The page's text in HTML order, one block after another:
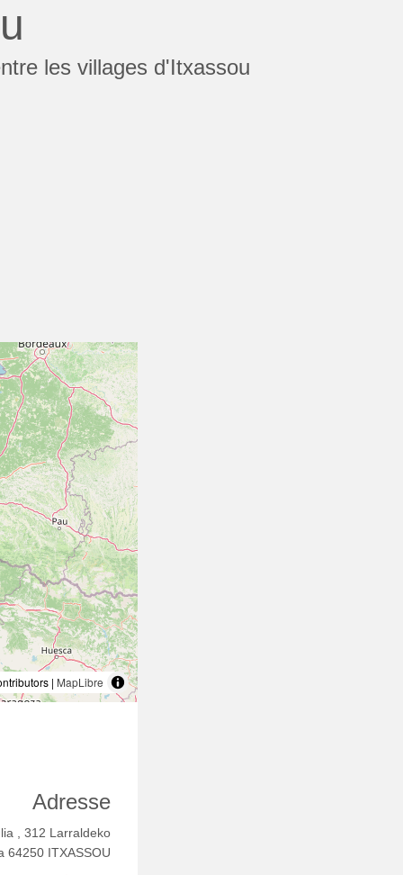
les villages d'Itxassou
| MapLibre
Adresse
, 312 Larraldeko
64250 ITXASSOU